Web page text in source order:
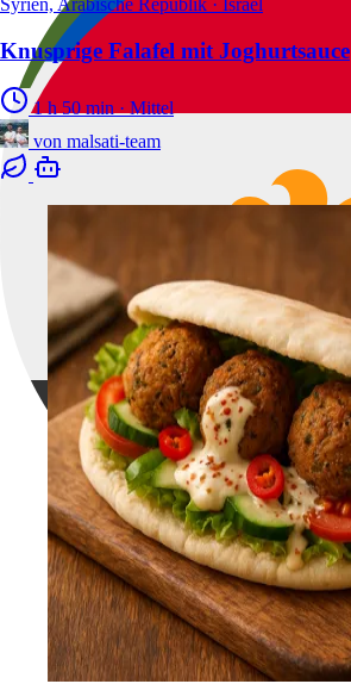
Syrien, Arabische Republik · Israel
Knusprige Falafel mit Joghurtsauce
1 h 50 min ·Mittel
von malsati-team